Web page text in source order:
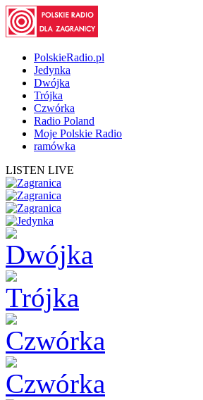
PolskieRadio.pl
Jedynka
Dwójka
Trójka
Czwórka
Radio Poland
Moje Polskie Radio
ramówka
LISTEN LIVE